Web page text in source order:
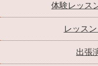
体験レッス
レッス
出張